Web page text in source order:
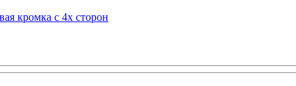
кромка с 4х сторон